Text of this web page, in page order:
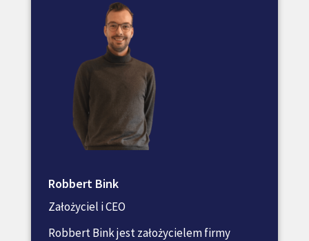
Robbert Bink
Założyciel i CEO
Robbert Bink jest założycielem firmy